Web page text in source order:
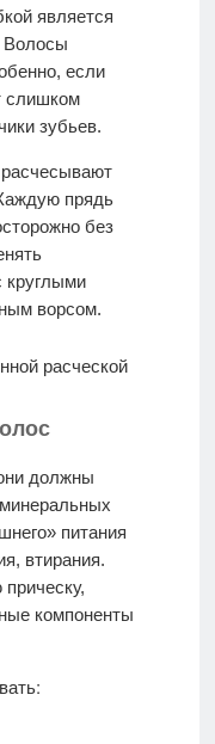
является
Волосы
если
слишком
зубьев.
прядь
без
круглыми
ворсом.
должны
питания
втирания.
компоненты
В рационе должны присутствовать׃